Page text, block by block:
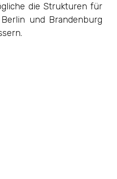
die Strukturen für
und Brandenburg